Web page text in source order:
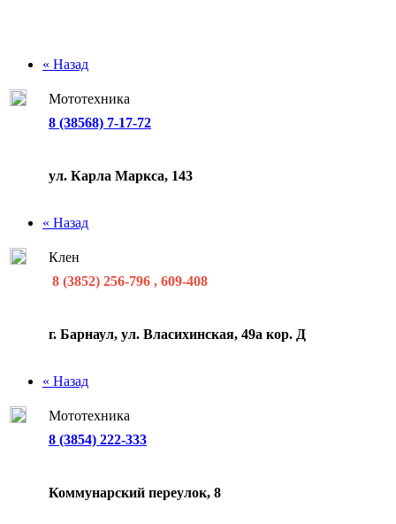
« Назад
Мототехника
8 (38568) 7-17-72
ул. Карла Маркса, 143
« Назад
Клен
8 (3852) 256-796 , 609-408
г. Барнаул, ул. Власихинская, 49а кор. Д
« Назад
Мототехника
8 (3854) 222-333
Коммунарский переулок, 8